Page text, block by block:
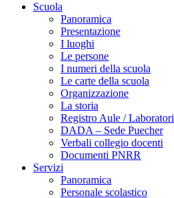
Scuola
Panoramica
Presentazione
I luoghi
Le persone
I numeri della scuola
Le carte della scuola
Organizzazione
La storia
Registro Aule / Laboratori
DADA – Sede Puecher
Verbali collegio docenti
Documenti PNRR
Servizi
Panoramica
Personale scolastico